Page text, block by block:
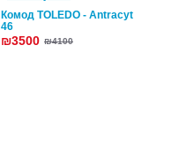
Комод TOLEDO - Antracyt
46
₪3500 ₪4100